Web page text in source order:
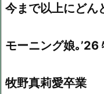
今まで以上にどん
モーニング娘｡’26
牧野真莉愛卒業